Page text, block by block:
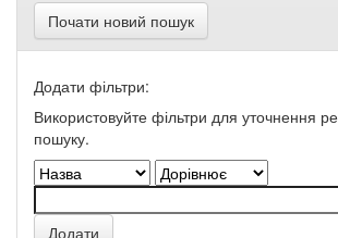
Почати новий пошук
Додати фільтри:
Використовуйте фільтри для уточнення
пошуку.